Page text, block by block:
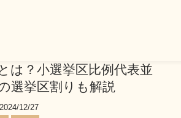
は？小選挙区比例代表並
選挙区割りも解説
12/27